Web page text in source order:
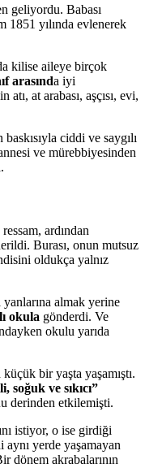
geliyordu. Babası
yılında evlenerek
kilise aileye birçok
arasında iyi
at arabası, aşçısı, evi,
ciddi ve saygılı
ve mürebbiyesinden
ardından
Burası, onun mutsuz
oldukça yalnız
almak yerine
okula gönderdi. Ve
okulu yarıda
bir yaşta yaşamıştı.
soğuk ve sıkıcı”
derinden etkilemişti.
istiyor, o ise girdiği
aynı yerde yaşamayan
dönem akrabalarının